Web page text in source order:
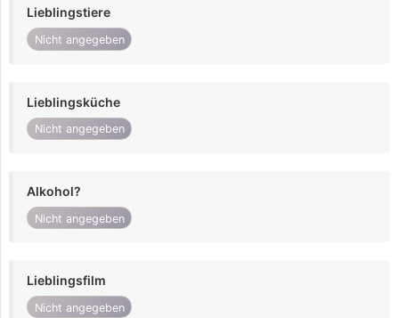
Lieblingstiere
Nicht angegeben
Lieblingsküche
Nicht angegeben
Alkohol?
Nicht angegeben
Lieblingsfilm
Nicht angegeben